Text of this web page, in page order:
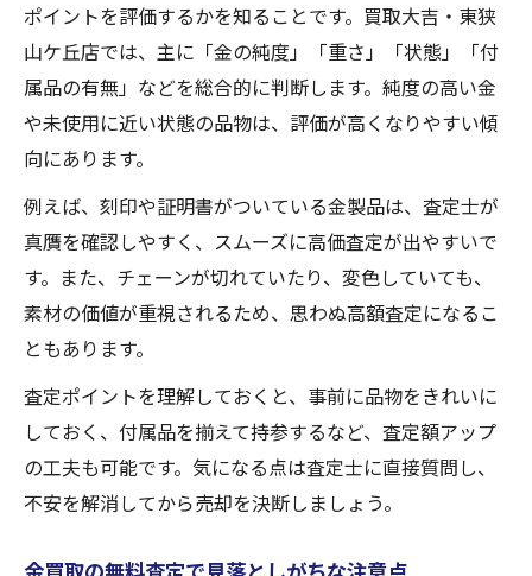
ポイントを評価するかを知ることです。買取大吉・東狭
山ケ丘店では、主に「金の純度」「重さ」「状態」「付
属品の有無」などを総合的に判断します。純度の高い金
や未使用に近い状態の品物は、評価が高くなりやすい傾
向にあります。
例えば、刻印や証明書がついている金製品は、査定士が
真贋を確認しやすく、スムーズに高価査定が出やすいで
す。また、チェーンが切れていたり、変色していても、
素材の価値が重視されるため、思わぬ高額査定になるこ
ともあります。
査定ポイントを理解しておくと、事前に品物をきれいに
しておく、付属品を揃えて持参するなど、査定額アップ
の工夫も可能です。気になる点は査定士に直接質問し、
不安を解消してから売却を決断しましょう。